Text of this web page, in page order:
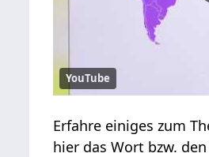
YouTube